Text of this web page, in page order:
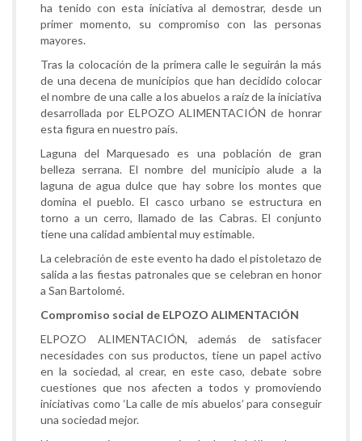
ha tenido con esta iniciativa al demostrar, desde un
primer momento, su compromiso con las personas
mayores.
Tras la colocación de la primera calle le seguirán la más
de una decena de municipios que han decidido colocar
el nombre de una calle a los abuelos a raíz de la iniciativa
desarrollada por ELPOZO ALIMENTACIÓN de honrar
esta figura en nuestro país.
Laguna del Marquesado es una población de gran
belleza serrana. El nombre del municipio alude a la
laguna de agua dulce que hay sobre los montes que
domina el pueblo. El casco urbano se estructura en
torno a un cerro, llamado de las Cabras. El conjunto
tiene una calidad ambiental muy estimable.
La celebración de este evento ha dado el pistoletazo de
salida a las fiestas patronales que se celebran en honor
a San Bartolomé.
Compromiso social de ELPOZO ALIMENTACIÓN
ELPOZO ALIMENTACIÓN, además de satisfacer
necesidades con sus productos, tiene un papel activo
en la sociedad, al crear, en este caso, debate sobre
cuestiones que nos afecten a todos y promoviendo
iniciativas como ‘La calle de mis abuelos’ para conseguir
una sociedad mejor.